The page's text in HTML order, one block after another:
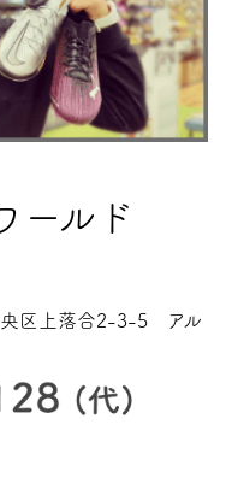
ールド
央区上落合2-3-5 アル